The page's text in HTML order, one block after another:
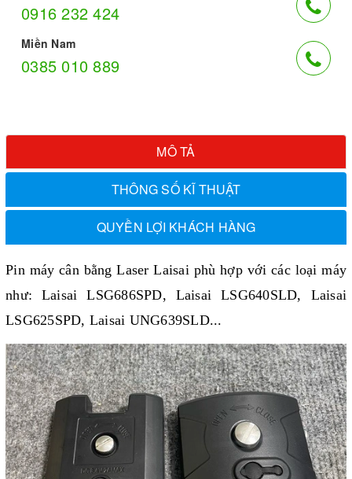
0916 232 424
Miền Nam
0385 010 889
MÔ TẢ
THÔNG SỐ KĨ THUẬT
QUYỀN LỢI KHÁCH HÀNG
Pin máy cân bằng Laser Laisai phù hợp với các loại máy
như: Laisai LSG686SPD, Laisai LSG640SLD, Laisai
LSG625SPD, Laisai UNG639SLD...